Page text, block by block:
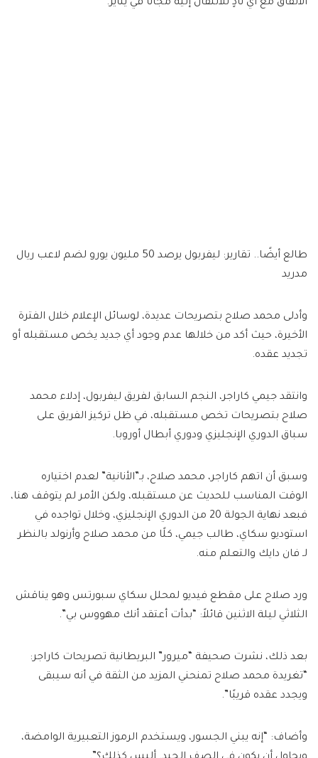
الاتفاق مع أي نادٍ للاتنقال إليه مجانًا في يناير.
طالع أيضًا.. تقارير: ليفربول يرصد 50 مليون يورو لضم لاعب ريال
مدريد
وأدلى محمد صلاح بتصريحات عديدة، لوسائل الإعلام خلال الفترة
الأخيرة، حيث أكد من خلالها عدم وجود أي جديد يخص مستقبله أو
تجديد عقده.
وانتقد جيمي كاراجر، النجم السابق لفريق ليفربول، إدلاء محمد
صلاح بتصريحات تخص مستقبله، في ظل تركيز الفريق على
سباق الدوري الإنجليزي ودوري أبطال أوروبا.
وسبق أن اتهم كاراجر، محمد صلاح، بـ”الأنانية” لعدم اختياره
الوقت المناسب للحديث عن مستقبله، ولكن الأمر لم يتوقف هنا،
فبعد نهاية الجولة 20 من الدوري الإنجليزي، وخلال تواجده في
استوديو سكاي، طالب جيمي، كلًا من محمد صلاح وأرنولد بالنظر
لـ فان دايك والتعلم منه.
ورد صلاح على مقطع فيديو لمحلل سكاي سبورتس وهو يناقش
الثلاثي ليلة الاثنين قائلاً: “بدأت أعتقد أنك مهووس بي”.
بعد ذلك، نشرت صحيفة “ميرور” البريطانية تصريحات كاراجر:
“تغريدة محمد صلاح تمنحني المزيد من الثقة في أنه سيبقى
ويجدد عقده قريبًا”.
وأضاف: “إنه يبني الجسور، ويستخدم الرموز التعبيرية الوامضة،